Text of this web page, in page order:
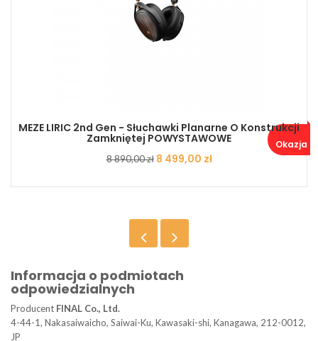
MEZE LIRIC 2nd Gen - Słuchawki Planarne O Konstrukcji
Zamkniętej POWYSTAWOWE
Cena
8 890,00 zł Cena
8 499,00 zł
Okazja ..
Informacja o podmiotach
odpowiedzialnych
Producent FINAL Co., Ltd.
4-44-1, Nakasaiwaicho, Saiwai-Ku, Kawasaki-shi, Kanagawa, 212-0012,
JP